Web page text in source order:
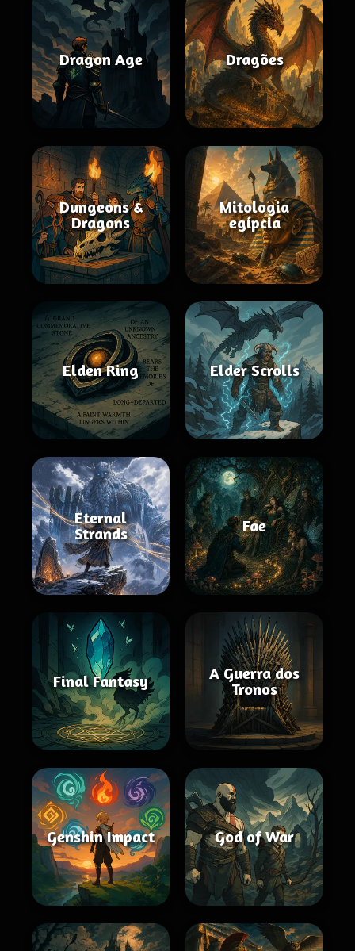
Dragon Age Dragões
Dungeons &
Dragons
Mitologia
egípcia
Elden Ring Elder Scrolls
Eternal
Strands
Fae
Final Fantasy
A Guerra dos
Tronos
Genshin Impact God of War